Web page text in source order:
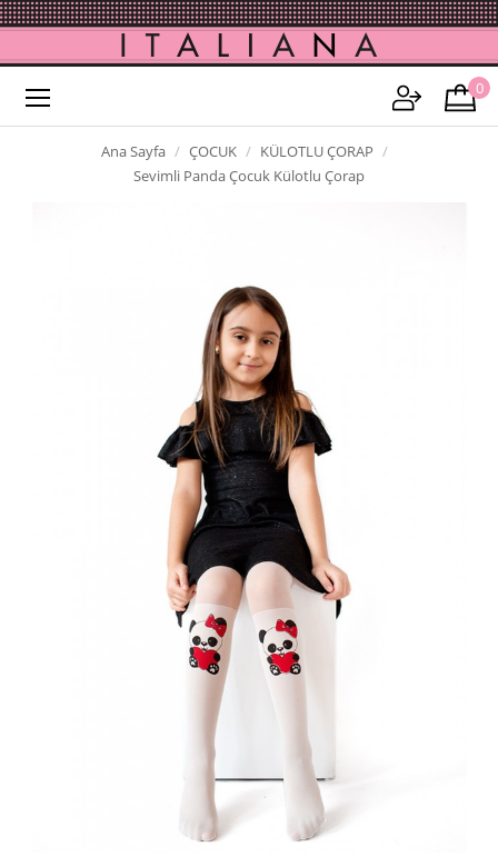
0
Ana Sayfa ÇOCUK
KÜLOTLU ÇORAP
Sevimli Panda Çocuk Külotlu Çorap